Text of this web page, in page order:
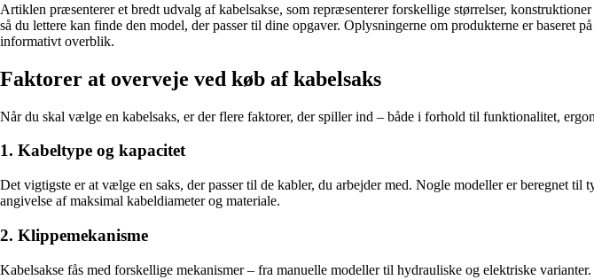
Artiklen præsenterer et bredt udvalg af kabelsakse, som repræsenterer forskellige størrelser,
så du lettere kan finde den model, der passer til dine opgaver. Oplysningerne om produkterne er
informativt overblik.
Faktorer at overveje ved køb af kabelsaks
Når du skal vælge en kabelsaks, er der flere faktorer, der spiller ind – både i forhold til funktionalitet,
1. Kabeltype og kapacitet
Det vigtigste er at vælge en saks, der passer til de kabler, du arbejder med. Nogle modeller er beregnet
angivelse af maksimal kabeldiameter og materiale.
2. Klippemekanisme
Kabelsakse fås med forskellige mekanismer – fra manuelle modeller til hydrauliske og elektriske